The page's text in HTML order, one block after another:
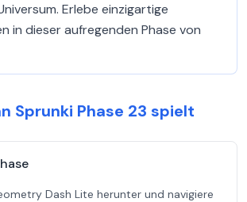
Erlebe einzigartige
in dieser aufregenden Phase von
Sprunki Phase 23 spielt
Dash Lite herunter und navigiere